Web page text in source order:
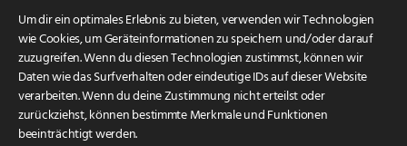
Um dir ein optimales Erlebnis zu bieten, verwenden wir Technologien
wie Cookies, um Geräteinformationen zu speichern und/oder darauf
zuzugreifen. Wenn du diesen Technologien zustimmst, können wir
Daten wie das Surfverhalten oder eindeutige IDs auf dieser Website
verarbeiten. Wenn du deine Zustimmung nicht erteilst oder
zurückziehst, können bestimmte Merkmale und Funktionen
beeinträchtigt werden.
Mit regelmäßigen und strukturierten Checks lassen
sich diese Fehler im Voraus aufdecken und
entsprechend korrigieren. Aufgrund der positiven
Erfahrung mit dieser Vorgehensweise, die nicht nur
die Betriebsbereitschaft signifikant erhöht, sondern
anhand der anfallenden Kontrollberichte auch die